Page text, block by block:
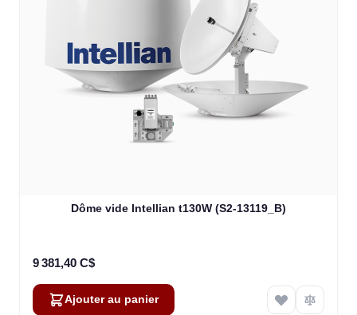
Dôme vide Intellian t130W (S2-13119_B)
9 381,40 C$
Ajouter au panier